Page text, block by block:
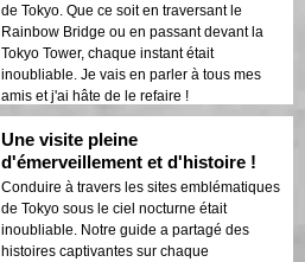
de Tokyo. Que ce soit en traversant le
Rainbow Bridge ou en passant devant la
Tokyo Tower, chaque instant était
inoubliable. Je vais en parler à tous mes
amis et j'ai hâte de le refaire !
Une visite pleine
d'émerveillement et d'histoire !
Conduire à travers les sites emblématiques
de Tokyo sous le ciel nocturne était
inoubliable. Notre guide a partagé des
histoires captivantes sur chaque